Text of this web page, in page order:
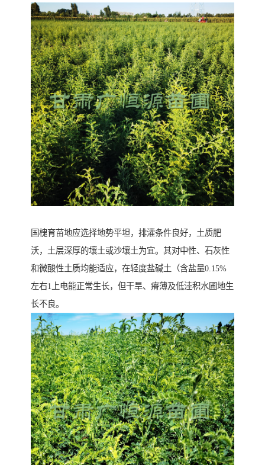
国槐育苗地应选择地势平坦，排灌条件良好，土质肥
沃，土层深厚的壤土或沙壤土为宜。其对中性、石灰性
和微酸性土质均能适应，在轻度盐碱土（含盐量0.15%
左右1上电能正常生长，但干旱、瘠薄及低洼积水圃地生
长不良。